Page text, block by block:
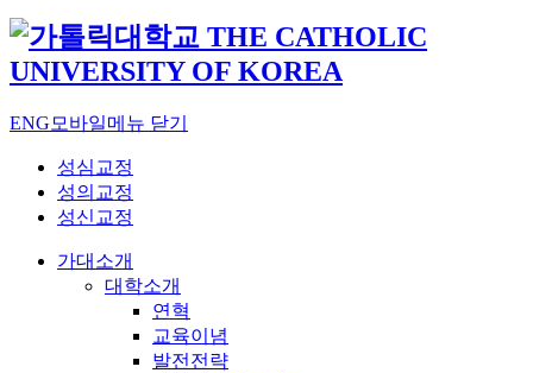
ENG 모바일메뉴 닫기
성심교정
성의교정
성신교정
가대소개
대학소개
연혁
교육이념
발전전략